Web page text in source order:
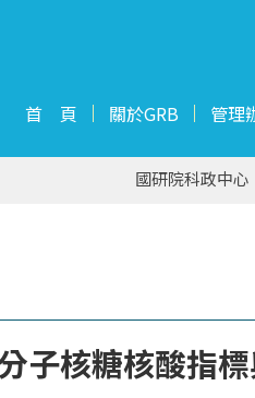
首 頁 關於GRB 管理
國研院科政中心
子核糖核酸指